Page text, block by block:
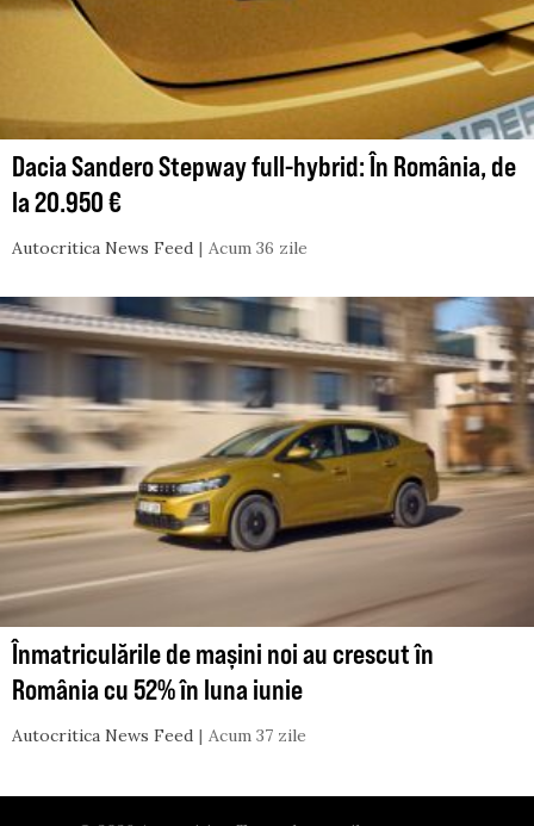
Dacia Sandero Stepway full-hybrid: În România, de
la 20.950 €
Autocritica News Feed Acum 36 zile
Înmatriculările de mașini noi au crescut în
România cu 52% în luna iunie
Autocritica News Feed Acum 37 zile